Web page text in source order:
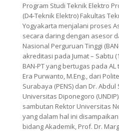
Program Studi Teknik Elektro
(D4-Teknik Elektro) Fakultas
Yogyakarta menjalani proses
secara daring dengan asesor
Nasional Perguruan Tinggi
akreditasi pada Jumat – Sabtu
BAN-PT yang bertugas pada
Era Purwanto, M.Eng., dari
Surabaya (PENS) dan Dr. Abdul
Universitas Diponegoro
sambutan Rektor Universitas
yang dalam hal ini
bidang Akademik, Prof. Dr.